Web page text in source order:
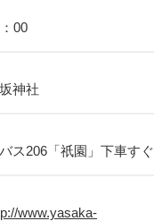
00
神社
ス206「祇園」下車すぐ
www.yasaka-